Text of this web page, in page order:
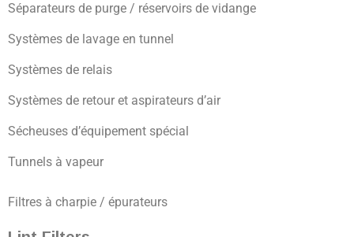
Séparateurs de purge / réservoirs de vidange
Systèmes de lavage en tunnel
Systèmes de relais
Systèmes de retour et aspirateurs d’air
Sécheuses d’équipement spécial
Tunnels à vapeur
Filtres à charpie / épurateurs